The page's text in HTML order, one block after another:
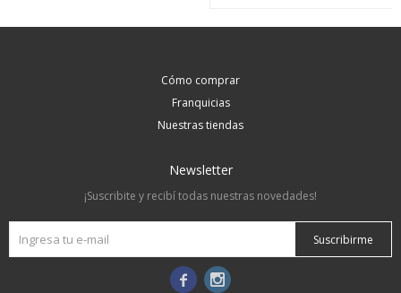
Cómo comprar
Franquicias
Nuestras tiendas
Newsletter
¡Suscribite y recibí todas nuestras novedades!
Suscribirme
 